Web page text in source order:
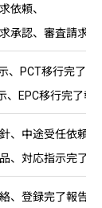
依頼、
承認、審査請求
、PCT移行完了
、EPC移行完了
、中途受任依頼書
、対応指示完了
、登録完了報告